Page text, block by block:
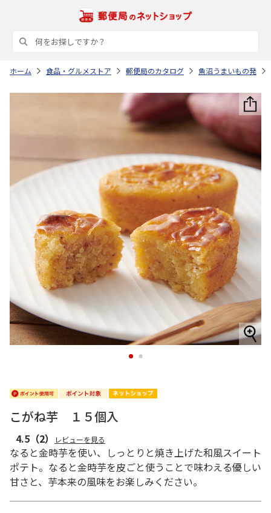
ホーム 食品・グルメストア 郵便局のカタログ 魚沼うまいもの発
1 2
こがね芋 １５個入
4.5 （2） レビューを見る
なると金時芋を使い、しっとりと焼き上げた和風スイート
ポテト。なると金時芋を皮ごと使うことで味わえる優しい
甘さと、芋本来の風味をお楽しみください。